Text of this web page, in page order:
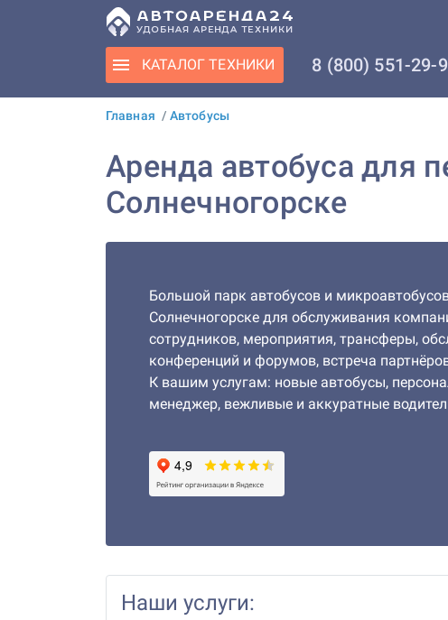
КАТАЛОГ ТЕХНИКИ 8 (800) 551-29-
Главная / Автобусы
Аренда автобуса для
Солнечногорске
Большой парк автобусов и
Солнечногорске для обслуживания
сотрудников, мероприятия, трансферы,
конференций и форумов, встреча
К вашим услугам: новые автобусы,
менеджер, вежливые и аккуратные
Наши услуги: